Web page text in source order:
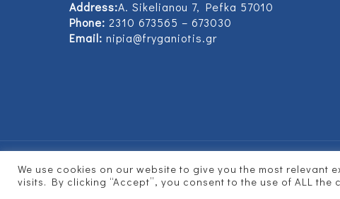
Address:Α. Sikelianou 7, Pefka 57010
Phone: 2310 673565 – 673030
Email: nipia@fryganiotis.gr
© 2017 Εκπαιδευτήρια Φρυγανιώτη - Developed by
We use cookies on our website to give you the most
visits. By clicking “Accept”, you consent to the use of ALL the